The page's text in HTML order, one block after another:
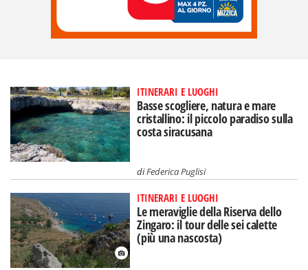
ITINERARI E LUOGHI
Basse scogliere, natura e mare
cristallino: il piccolo paradiso sulla
costa siracusana
diFederica Puglisi
ITINERARI E LUOGHI
Le meraviglie della Riserva dello
Zingaro: il tour delle sei calette
(più una nascosta)